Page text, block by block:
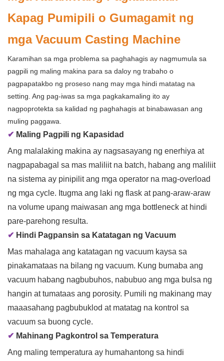
Kapag Pumipili o Gumagamit ng
mga Vacuum Casting Machine
Karamihan sa mga problema sa paghahagis ay nagmumula sa
pagpili ng maling makina para sa daloy ng trabaho o
pagpapatakbo ng proseso nang may mga hindi matatag na
setting. Ang pag-iwas sa mga pagkakamaling ito ay
nagpoprotekta sa kalidad ng paghahagis at binabawasan ang
muling paggawa.
✔ Maling Pagpili ng Kapasidad
Ang malalaking makina ay nagsasayang ng enerhiya at
nagpapabagal sa mas maliliit na batch, habang ang maliliit
na sistema ay pinipilit ang mga operator na mag-overload
ng mga cycle. Itugma ang laki ng flask at pang-araw-araw
na volume upang maiwasan ang mga bottleneck at hindi
pare-parehong resulta.
✔ Hindi Pagpansin sa Katatagan ng Vacuum
Mas mahalaga ang katatagan ng vacuum kaysa sa
pinakamataas na bilang ng vacuum. Kung bumaba ang
vacuum habang nagbubuhos, nabubuo ang mga bulsa ng
hangin at tumataas ang porosity. Pumili ng makinang may
maaasahang pagbubuklod at matatag na kontrol sa
vacuum sa buong cycle.
✔ Mahinang Pagkontrol sa Temperatura
Ang maling temperatura ay humahantong sa hindi